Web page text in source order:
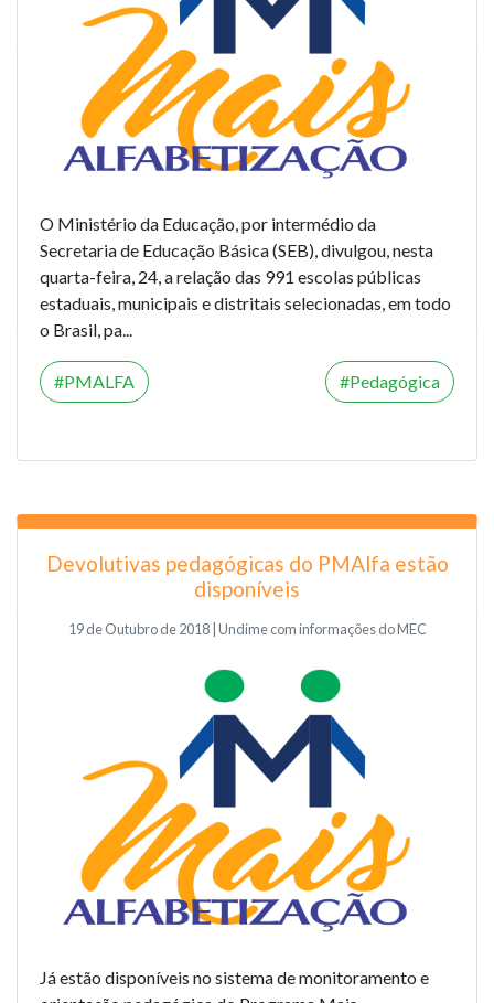
O Ministério da Educação, por intermédio da
Secretaria de Educação Básica (SEB), divulgou, nesta
quarta-feira, 24, a relação das 991 escolas públicas
estaduais, municipais e distritais selecionadas, em todo
o Brasil, pa...
PMALFA Pedagógica
Devolutivas pedagógicas do PMAlfa estão
disponíveis
19 de Outubro de 2018 | Undime com informações do MEC
Já estão disponíveis no sistema de monitoramento e